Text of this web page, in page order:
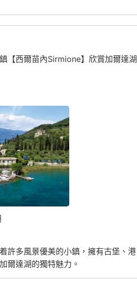
【西爾苗內Sirmione】欣賞加爾達
多風景優美的小鎮，擁有古堡、
爾達湖的獨特魅力。